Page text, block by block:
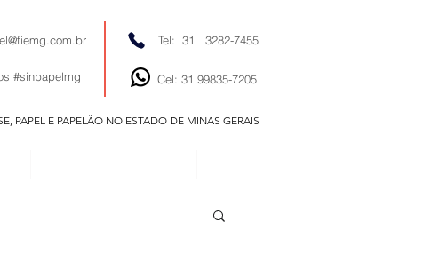
#sinpapelmg
Tel: 31 3282-7455
Cel: 31 99835-7205
PAPEL E PAPELÃO NO ESTADO DE MINAS GERAIS